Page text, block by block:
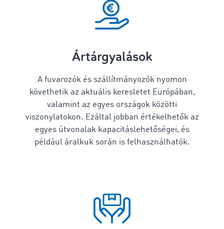
Ártárgyalások
A fuvarozók és szállítmányozók nyomon
követhetik az aktuális keresletet Európában,
valamint az egyes országok közötti
viszonylatokon. Ezáltal jobban értékelhetők az
egyes útvonalak kapacitáslehetőségei, és
például áralkuk során is felhasználhatók.